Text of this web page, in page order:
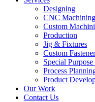
Designing
CNC Machining
Custom
Production
Jig & Fixtures
Custom
Special
Process
Product
Our Work
Contact Us